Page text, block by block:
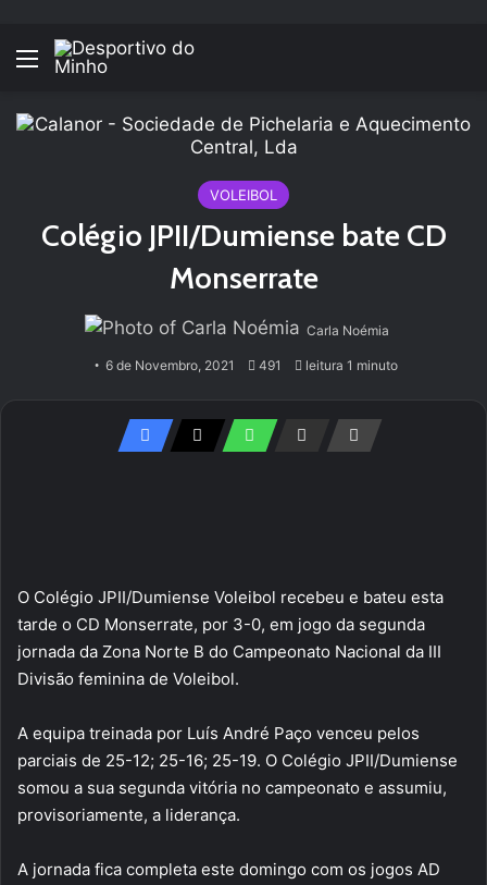
Menu
VOLEIBOL
Colégio JPII/Dumiense bate CD
Monserrate
Carla Noémia
6 de Novembro, 2021 491 leitura 1 minuto
O Colégio JPII/Dumiense Voleibol recebeu e bateu esta
tarde o CD Monserrate, por 3-0, em jogo da segunda
jornada da Zona Norte B do Campeonato Nacional da III
Divisão feminina de Voleibol.
A equipa treinada por Luís André Paço venceu pelos
parciais de 25-12; 25-16; 25-19. O Colégio JPII/Dumiense
somou a sua segunda vitória no campeonato e assumiu,
provisoriamente, a liderança.
A jornada fica completa este domingo com os jogos AD